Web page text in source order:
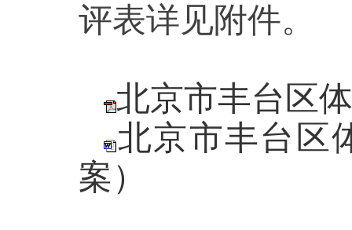
评表详见附件。
北京市丰台区
北京市丰台区
案）